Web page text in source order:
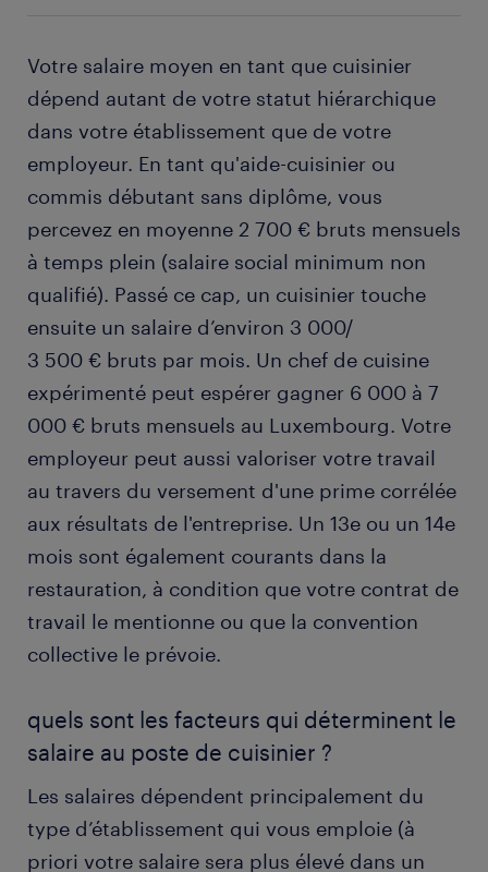
Votre salaire moyen en tant que cuisinier
dépend autant de votre statut hiérarchique
dans votre établissement que de votre
employeur. En tant qu'aide-cuisinier ou
commis débutant sans diplôme, vous
percevez en moyenne 2 700 € bruts mensuels
à temps plein (salaire social minimum non
qualifié). Passé ce cap, un cuisinier touche
ensuite un salaire d’environ 3 000/
3 500 € bruts par mois. Un chef de cuisine
expérimenté peut espérer gagner 6 000 à 7
000 € bruts mensuels au Luxembourg. Votre
employeur peut aussi valoriser votre travail
au travers du versement d'une prime corrélée
aux résultats de l'entreprise. Un 13e ou un 14e
mois sont également courants dans la
restauration, à condition que votre contrat de
travail le mentionne ou que la convention
collective le prévoie.
quels sont les facteurs qui déterminent le
salaire au poste de cuisinier ?
Les salaires dépendent principalement du
type d’établissement qui vous emploie (à
priori votre salaire sera plus élevé dans un